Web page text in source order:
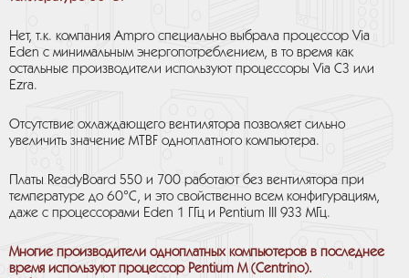
Нет, т.к. компания Ampro специально выбрала процессор Via
Eden с минимальным энергопотреблением, в то время как
остальные производители используют процессоры Via C3 или
Ezra.
Отсутствие охлаждающего вентилятора позволяет сильно
увеличить значение MTBF одноплатного компьютера.
Платы ReadyBoard 550 и 700 работают без вентилятора при
температуре до 60°С, и это свойственно всем конфигурациям,
даже с процессорами Eden 1 ГГц и Pentium III 933 МГц.
Многие производители одноплатных компьютеров в последнее
время используют процессор Pentium M (Centrino).